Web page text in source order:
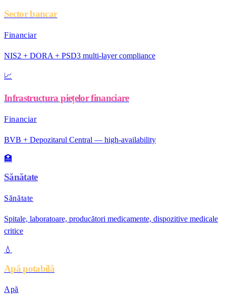
Sector bancar
Financiar
NIS2 + DORA + PSD3 multi-layer compliance
📈
Infrastructura piețelor financiare
Financiar
BVB + Depozitarul Central — high-availability
🏥
Sănătate
Sănătate
Spitale, laboratoare, producători medicamente, dispozitive medicale
critice
💧
Apă potabilă
Apă